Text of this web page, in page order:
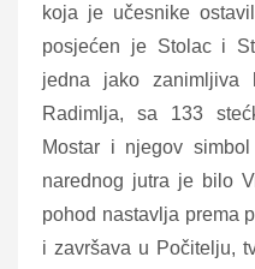
koja je učesnike
posjećen je Stolac i
jedna jako zanimljiva
Radimlja, sa 133
Mostar i njegov
narednog jutra je bilo
pohod nastavlja prema
i završava u Počitelju,